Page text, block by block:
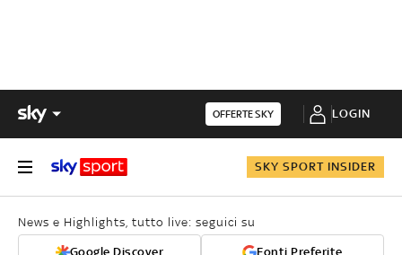
OFFERTE SKY LOGIN
SKY SPORT INSIDER
News e Highlights, tutto live: seguici su
Google Discover Fonti Preferite